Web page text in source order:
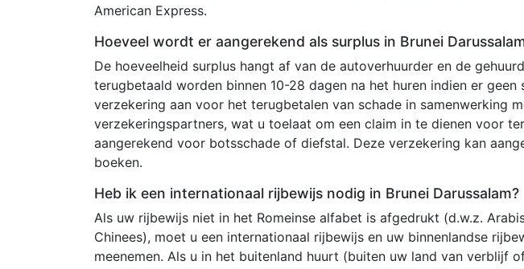
American Express.
Hoeveel wordt er aangerekend als surplus in Brunei
De hoeveelheid surplus hangt af van de autoverhuurder en de
terugbetaald worden binnen 10-28 dagen na het huren indien er geen
verzekering aan voor het terugbetalen van schade in samenwerking
verzekeringspartners, wat u toelaat om een claim in te dienen voor
aangerekend voor botsschade of diefstal. Deze verzekering kan
boeken.
Heb ik een internationaal rijbewijs nodig in Brunei Darussalam?
Als uw rijbewijs niet in het Romeinse alfabet is afgedrukt (d.w.z.
Chinees), moet u een internationaal rijbewijs en uw binnenlandse
meenemen. Als u in het buitenland huurt (buiten uw land van verblijf